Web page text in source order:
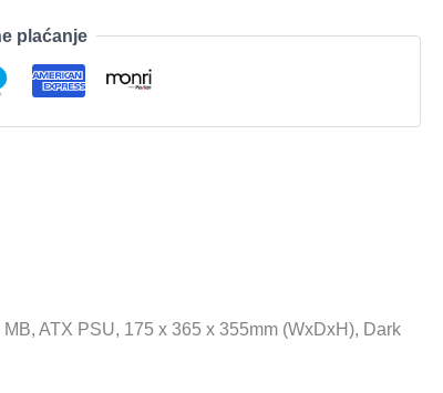
plaćanje
ATX PSU, 175 x 365 x 355mm (WxDxH), Dark